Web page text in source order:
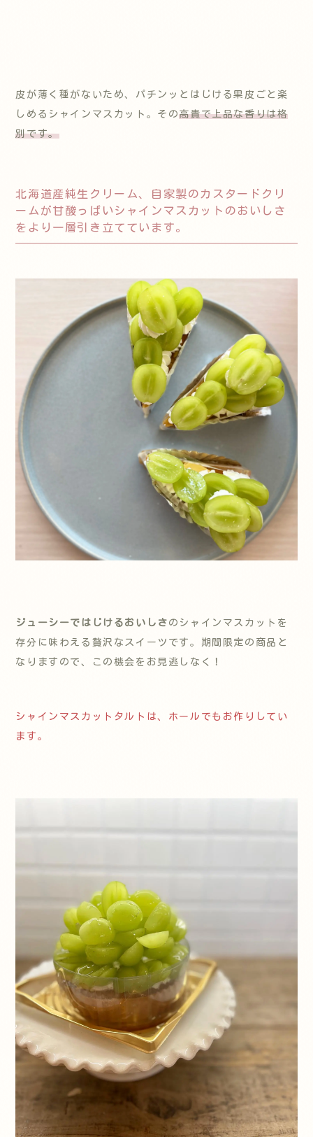
皮が薄く種がないため、パチンッとはじける果皮ごと楽
しめるシャインマスカット。その高貴で上品な香りは格
別です。
北海道産純生クリーム、自家製のカスタードクリ
ームが甘酸っぱいシャインマスカットのおいしさ
をより一層引き立てています。
ジューシーではじけるおいしさ のシャインマスカットを
存分に味わえる贅沢なスイーツです。期間限定の商品と
なりますので、この機会をお見逃しなく！
シャインマスカットタルトは、ホールでもお作りしてい
ます。